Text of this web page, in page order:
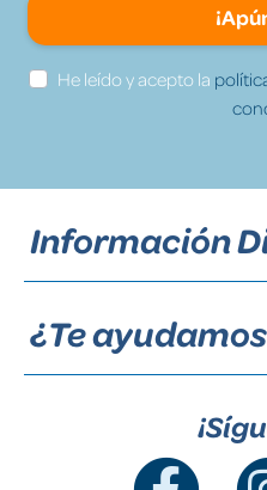
He leído y acepto la
Información
¿Te